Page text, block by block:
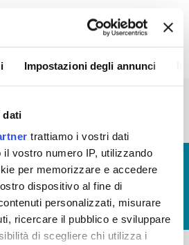
Impostazioni degli annunci
dati
trattiamo i vostri dati
il vostro numero IP, utilizzando
per memorizzare e accedere
dispositivo al fine di
personalizzati, misurare
ricercare il pubblico e sviluppare
di scegliere chi utilizza i
1 2 3 4
5
GLOSSARIO
GIUDICA IL SERVIZIO
LAVORA CON NOI